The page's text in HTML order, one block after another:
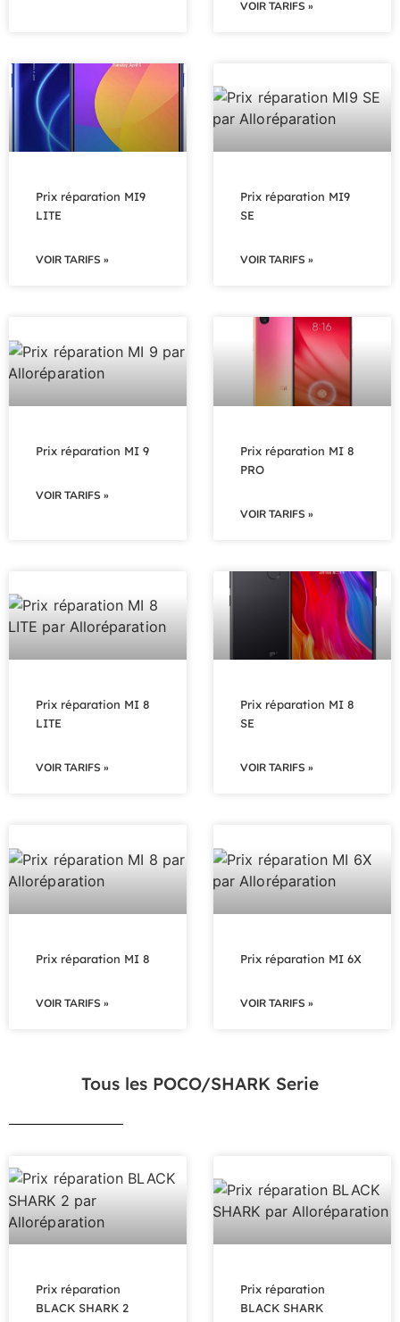
VOIR TARIFS »
Prix réparation MI9
LITE
VOIR TARIFS »
Prix réparation MI9
SE
VOIR TARIFS »
Prix réparation MI 9
VOIR TARIFS »
Prix réparation MI 8
PRO
VOIR TARIFS »
Prix réparation MI 8
LITE
VOIR TARIFS »
Prix réparation MI 8
SE
VOIR TARIFS »
Prix réparation MI 8
VOIR TARIFS »
Prix réparation MI 6X
VOIR TARIFS »
Tous les POCO/SHARK Serie
Prix réparation
BLACK SHARK 2
Prix réparation
BLACK SHARK